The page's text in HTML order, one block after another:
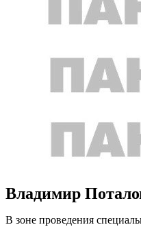
Владимир
В зоне проведения